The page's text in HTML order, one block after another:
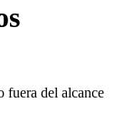
fuera del alcance